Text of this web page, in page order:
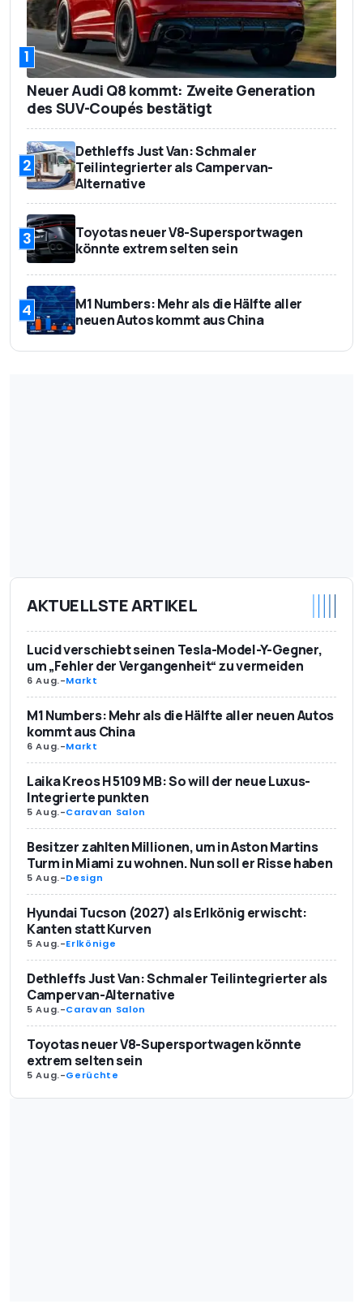
1
Neuer Audi Q8 kommt: Zweite Generation
des SUV-Coupés bestätigt
2
Dethleffs Just Van: Schmaler
Teilintegrierter als Campervan-
Alternative
3
Toyotas neuer V8-Supersportwagen
könnte extrem selten sein
4
M1 Numbers: Mehr als die Hälfte aller
neuen Autos kommt aus China
AKTUELLSTE ARTIKEL
Lucid verschiebt seinen Tesla-Model-Y-Gegner,
um „Fehler der Vergangenheit“ zu vermeiden
6 Aug.-Markt
M1 Numbers: Mehr als die Hälfte aller neuen Autos
kommt aus China
6 Aug.-Markt
Laika Kreos H 5109 MB: So will der neue Luxus-
Integrierte punkten
5 Aug.-Caravan Salon
Besitzer zahlten Millionen, um in Aston Martins
Turm in Miami zu wohnen. Nun soll er Risse haben
5 Aug.-Design
Hyundai Tucson (2027) als Erlkönig erwischt:
Kanten statt Kurven
5 Aug.-Erlkönige
Dethleffs Just Van: Schmaler Teilintegrierter als
Campervan-Alternative
5 Aug.-Caravan Salon
Toyotas neuer V8-Supersportwagen könnte
extrem selten sein
5 Aug.-Gerüchte